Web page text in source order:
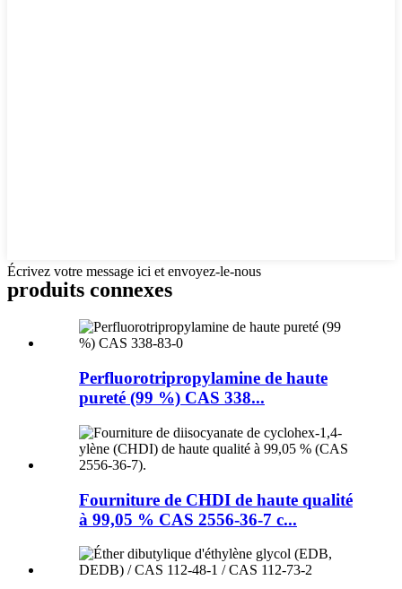
Écrivez votre message ici et envoyez-le-nous
produits connexes
Perfluorotripropylamine de haute
pureté (99 %) CAS 338...
Fourniture de CHDI de haute qualité
à 99,05 % CAS 2556-36-7 c...